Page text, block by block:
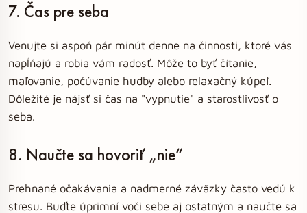
7. Čas pre seba
Venujte si aspoň pár minút denne na činnosti, ktoré vás
napĺňajú a robia vám radosť. Môže to byť čítanie,
maľovanie, počúvanie hudby alebo relaxačný kúpeľ.
Dôležité je nájsť si čas na "vypnutie" a starostlivosť o
seba.
8. Naučte sa hovoriť „nie“
Prehnané očakávania a nadmerné záväzky často vedú k
stresu. Buďte úprimní voči sebe aj ostatným a naučte sa